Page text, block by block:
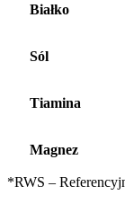
Białko
Sól
Tiamina
Magnez
*RWS –